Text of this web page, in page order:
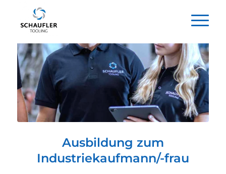
Ausbildung zum
Industriekaufmann/-frau